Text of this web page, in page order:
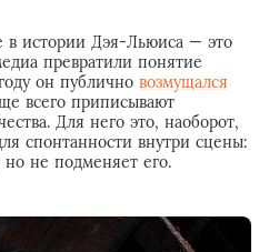
в истории Дэя-Льюиса — это
превратили понятие
он публично возмущался
всего приписывают
Для него это, наоборот,
спонтанности внутри сцены:
но не подменяет его.